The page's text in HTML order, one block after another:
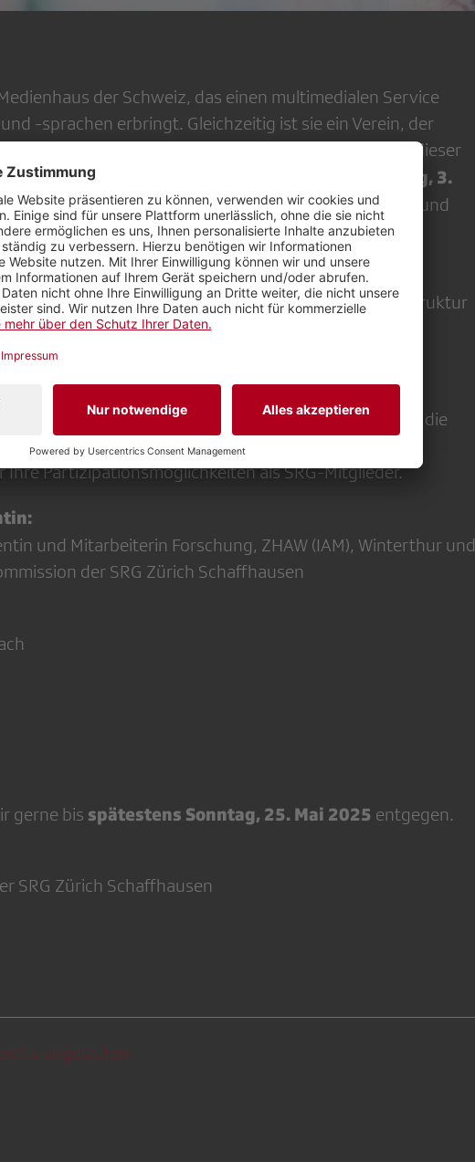
der Schweiz, das einen multimedialen Service
-sprachen erbringt. Gleichzeitig ist sie ein Verein, der
Regionen stark in der Gesellschaft verankert ist. An dieser
der SRG Zürich Schaffhausen am
Dienstag, 3.
20.45 Uhr,erfahren Sie Wissenswertes über die SRG und
insbesondere an Neumitglieder der SRG Zürich
Mitglieder, die gerne mehr über die Organisationsstruktur
möchten.
Organisationsstruktur der SRG kennen, insbesondere die
und Unternehmen.
Ihre Partizipationsmöglichkeiten als SRG-Mitglieder.
und Mitarbeiterin Forschung, ZHAW (IAM), Winterthur und
der SRG Zürich Schaffhausen
gerne bis spätestens Sonntag, 25. Mai 2025 entgegen.
SRG Zürich Schaffhausen
abgelaufen.